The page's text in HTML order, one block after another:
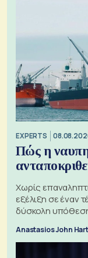
EXPERTS
Πώς η
Χωρίς
εξέλιξη σε έναν
δύσκολη
Anastasios John